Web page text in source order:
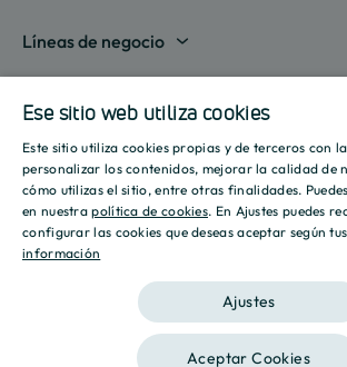
Valencia
Sevilla
Islas Baleares
Mostrar todas
Sobre nosotros
Destino Culmia
Sala de prensa
Informes
Iniciativas
Culmia Challenges
Culmia Fest
Trabaja con nosotros
Líneas de negocio
Vivienda Alquiler
Gestión de Suelo
Actualidad
Culmia es noticia
Tendencias
Estilo de vida
Sostenibilidad
Recursos
Guías
Calculadora Hipotecaria
Calculadora Energética
Política de privacidad Política de
2026 Culmia • Todos los derechos reservados
Ese sitio web utiliza cookies
Este sitio utiliza cookies propias y de terceros con
personalizar los contenidos, mejorar la calidad de
cómo utilizas el sitio, entre otras finalidades.
en nuestrapolítica de cookies. En Ajustes puedes
configurar las cookies que deseas aceptar según
información
Ajustes
Aceptar Cookies